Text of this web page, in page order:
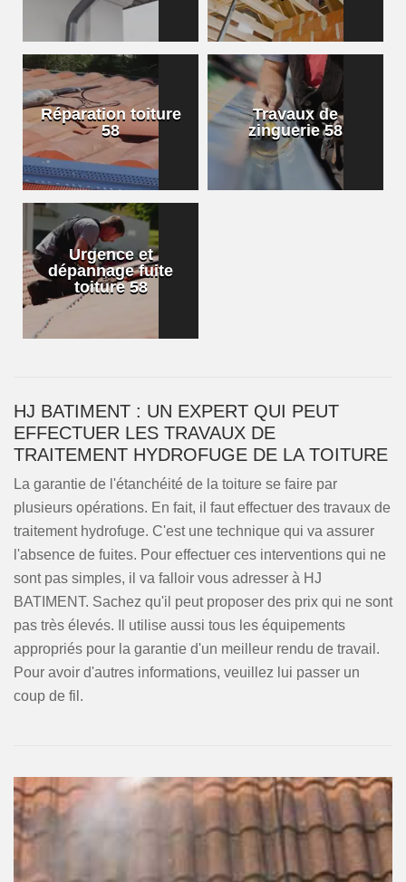
Réparation toiture
58
Travaux de
zinguerie 58
Urgence et
dépannage fuite
toiture 58
HJ BATIMENT : UN EXPERT QUI PEUT
EFFECTUER LES TRAVAUX DE
TRAITEMENT HYDROFUGE DE LA TOITURE
La garantie de l'étanchéité de la toiture se faire par
plusieurs opérations. En fait, il faut effectuer des travaux de
traitement hydrofuge. C'est une technique qui va assurer
l'absence de fuites. Pour effectuer ces interventions qui ne
sont pas simples, il va falloir vous adresser à HJ
BATIMENT. Sachez qu'il peut proposer des prix qui ne sont
pas très élevés. Il utilise aussi tous les équipements
appropriés pour la garantie d'un meilleur rendu de travail.
Pour avoir d'autres informations, veuillez lui passer un
coup de fil.